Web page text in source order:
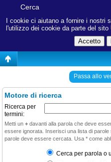
I cookie ci aiutano a fornire i
l'utilizzo dei cookie da parte del sito
Cerca
Passa allo
Motore di ricerca
Ricerca per
termini:
Metti un + davanti alla parola che deve
essere ignorata. Inserisci una lista di parole
parole deve essere cercata. Usa * come
Cerca per parola o